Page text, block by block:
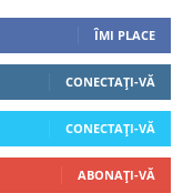
ÎMI PLACE
CONECTAȚI-VĂ
CONECTAȚI-VĂ
ABONAȚI-VĂ